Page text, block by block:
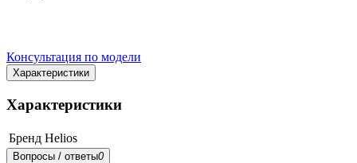
Консультация по модели
Характеристики
Характеристики
Бренд Helios
Вопросы / ответы0